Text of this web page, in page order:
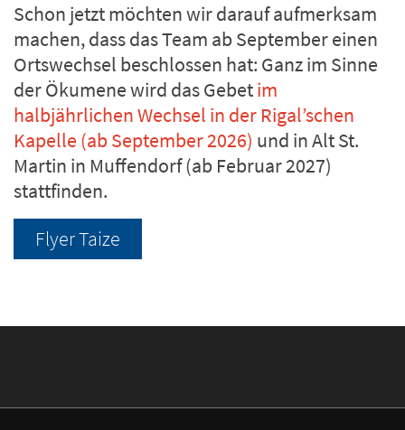
Schon jetzt möchten wir darauf aufmerksam
machen, dass das Team ab September einen
Ortswechsel beschlossen hat: Ganz im Sinne
der Ökumene wird das Gebetim
halbjährlichen Wechsel in der Rigal’schen
Kapelle (ab September 2026) und in Alt St.
Martin in Muffendorf (ab Februar 2027)
stattfinden.
Flyer Taize